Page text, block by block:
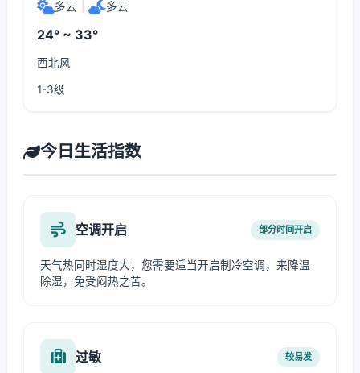
多云 多云
24° ~ 33°
西北风
1-3级
今日生活指数
空调开启 部分时间开启
天气热同时湿度大，您需要适当开启制冷空调，来降温
除湿，免受闷热之苦。
过敏 较易发